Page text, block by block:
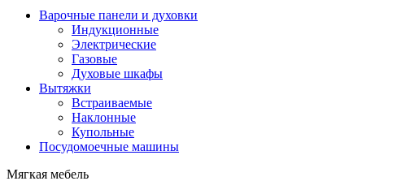
Варочные панели и духовки
Индукционные
Электрические
Газовые
Духовые шкафы
Вытяжки
Встраиваемые
Наклонные
Купольные
Посудомоечные машины
Мягкая мебель